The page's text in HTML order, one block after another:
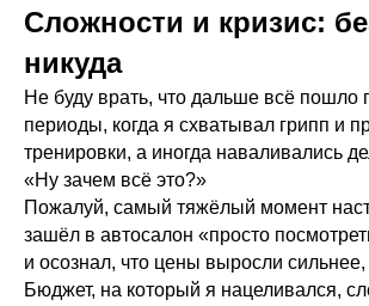
Сложности и кризис:
никуда
Не буду врать, что дальше всё пошло
периоды, когда я схватывал грипп и
тренировки, а иногда наваливались
«Ну зачем всё это?»
Пожалуй, самый тяжёлый момент
зашёл в автосалон «просто
и осознал, что цены выросли
Бюджет, на который я нацеливался,